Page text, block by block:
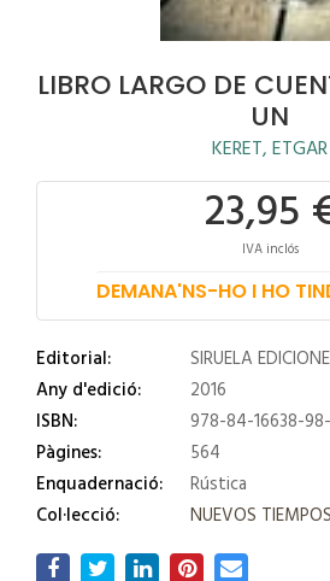
LIBRO LARGO DE
UN
KERET, ETGAR
23,95
IVA inclós
DEMANA'NS-HO I HO
Editorial:
SIRUELA
Any d'edició:
2016
ISBN:
978-84-16638-
Pàgines:
564
Enquadernació:
Rústica
Col·lecció:
NUEVOS TIEMPOS